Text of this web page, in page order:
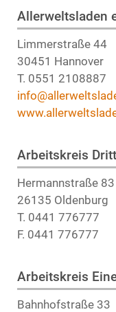
Allerweltsladen
Limmerstraße 44
30451 Hannover
T. 0551 2108887
Arbeitskreis
Hermannstraße 83
26135 Oldenburg
T. 0441 776777
F. 0441 776777
Arbeitskreis
Bahnhofstraße 33